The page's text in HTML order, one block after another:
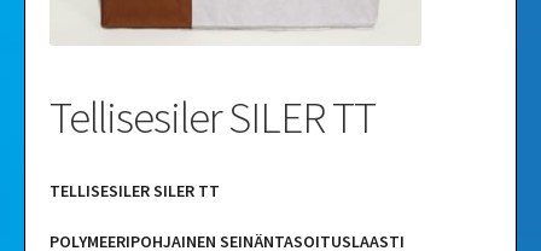
Tellisesiler SILER TT
TELLISESILER SILER TT
POLYMEERIPOHJAINEN SEINÄNTASOITUSLAASTI